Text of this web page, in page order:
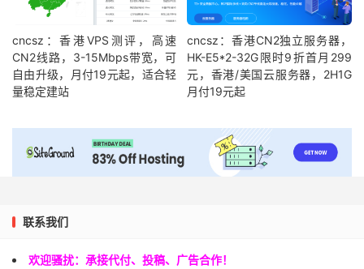
cncsz：香港VPS测评，高速
CN2线路，3-15Mbps带宽，可
自由升级，月付19元起，适合轻
量稳定建站
cncsz：香港CN2独立服务器，
HK-E5*2-32G限时9折首月299
元，香港/美国云服务器，2H1G
月付19元起
联系我们
欢迎骚扰：承接代付、投稿、广告合作！